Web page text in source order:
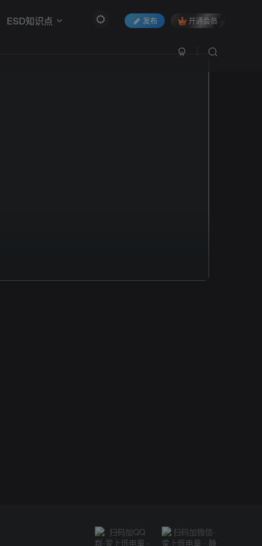
ESD知识点 发布 开通会员